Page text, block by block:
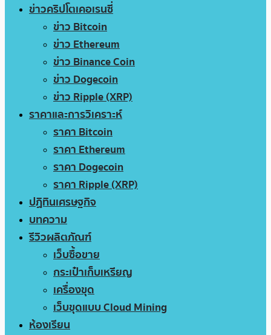
ข่าวคริปโตเคอเรนซี่
ข่าว Bitcoin
ข่าว Ethereum
ข่าว Binance Coin
ข่าว Dogecoin
ข่าว Ripple (XRP)
ราคาและการวิเคราะห์
ราคา Bitcoin
ราคา Ethereum
ราคา Dogecoin
ราคา Ripple (XRP)
ปฏิทินเศรษฐกิจ
บทความ
รีวิวผลิตภัณฑ์
เว็บซื้อขาย
กระเป๋าเก็บเหรียญ
เครื่องขุด
เว็บขุดแบบ Cloud Mining
ห้องเรียน